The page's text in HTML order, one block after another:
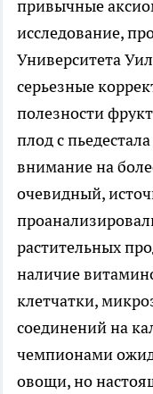
привычные
исследование,
Университета
серьезные
полезности
плод с
внимание на
очевидный,
растительных
наличие
клетчатки,
соединений на
чемпионами
овощи, но